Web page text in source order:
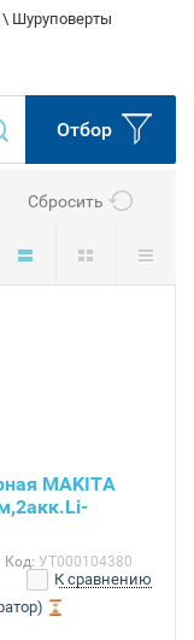
\ Шуруповерты
Отбор
Сбросить
MAKITA
Код: УТ000104380
К сравнению